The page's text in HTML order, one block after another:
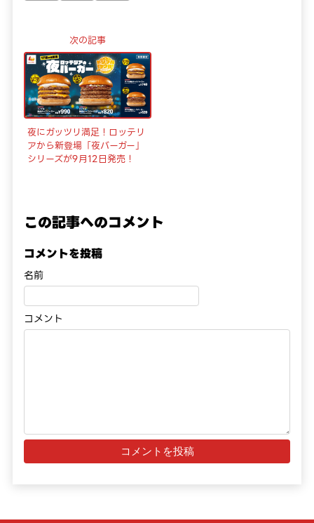
次の記事
夜にガッツリ満足！ロッテリ
アから新登場「夜バーガー」
シリーズが9月12日発売！
この記事へのコメント
コメントを投稿
名前
コメント